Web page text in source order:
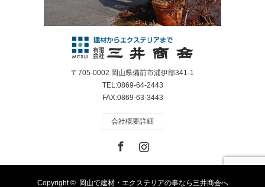
〒705-0002 岡山県備前市浦伊部341-1
TEL:0869-64-2443
FAX:0869-63-3443
会社概要詳細
Copyright © 岡山で建材・エクステリアの事なら三井商会へ